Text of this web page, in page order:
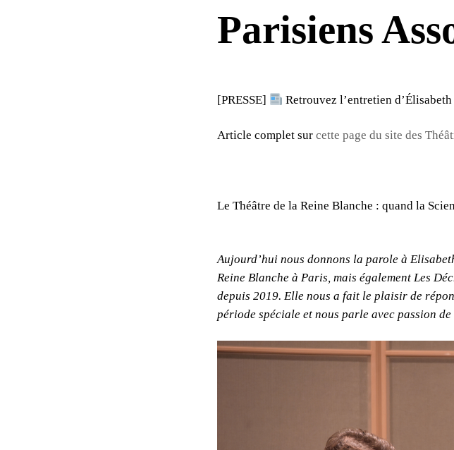
Parisiens
[PRESSE] Retrouvez l’entretien
Article complet sur cette page du site des
Le Théâtre de la Reine Blanche : quand la
Aujourd’hui nous donnons la parole à
Reine Blanche à Paris, mais également Les
depuis 2019. Elle nous a fait le plaisir de
période spéciale et nous parle avec passion